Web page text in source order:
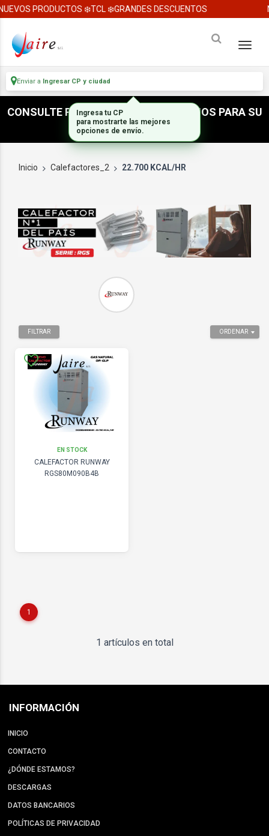
PRODUCTOS ❄️TCL ❄️GRANDES DESCUENTOS
Enviar a Ingresar CP y ciudad
CONSULTE POR ACCESORIOS E INSUMOS PARA SU
INSTALACION
Inicio Calefactores_2 22.700 KCAL/HR
ORDENAR
FILTRAR
EN STOCK
CALEFACTOR RUNWAY
RGS80M090B4B
1
1 artículos en total
INFORMACIÓN
INICIO
CONTACTO
¿DÓNDE ESTAMOS?
DESCARGAS
DATOS BANCARIOS
POLÍTICAS DE PRIVACIDAD
Ingresa tu CP
para mostrarte las mejores
opciones de envío.